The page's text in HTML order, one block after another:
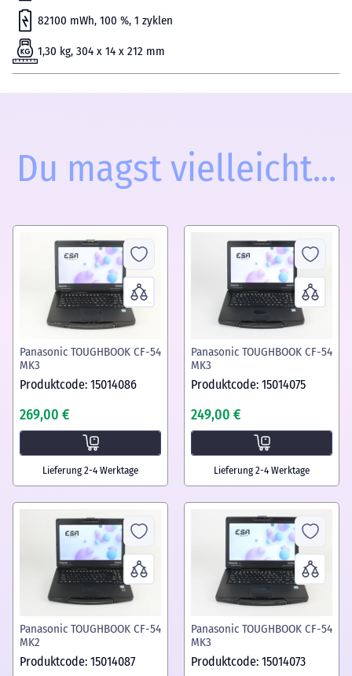
82100 mWh, 100 %, 1 zyklen
1,30 kg, 304 x 14 x 212 mm
Du magst vielleicht...
Panasonic TOUGHBOOK CF-54
MK3
Produktcode: 15014086
269,00 €
Lieferung 2-4 Werktage
Panasonic TOUGHBOOK CF-54
MK3
Produktcode: 15014075
249,00 €
Lieferung 2-4 Werktage
Panasonic TOUGHBOOK CF-54
MK2
Produktcode: 15014087
Panasonic TOUGHBOOK CF-54
MK3
Produktcode: 15014073